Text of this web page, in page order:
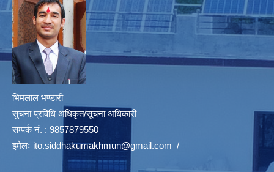
भिमलाल भण्डारी
सुचना प्रविधि अधिकृत/सूचना अधिकारी
सम्पर्क नं. : 9857879550
इमेलः ito.siddhakumakhmun@gmail.com /